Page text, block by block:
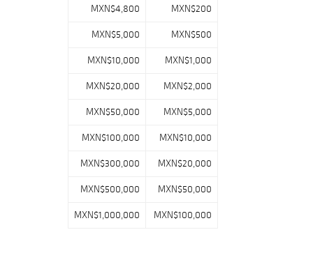
MXN$4,800 MXN$200
MXN$5,000 MXN$500
MXN$10,000 MXN$1,000
MXN$20,000 MXN$2,000
MXN$50,000 MXN$5,000
MXN$100,000 MXN$10,000
MXN$300,000 MXN$20,000
MXN$500,000 MXN$50,000
MXN$1,000,000 MXN$100,000